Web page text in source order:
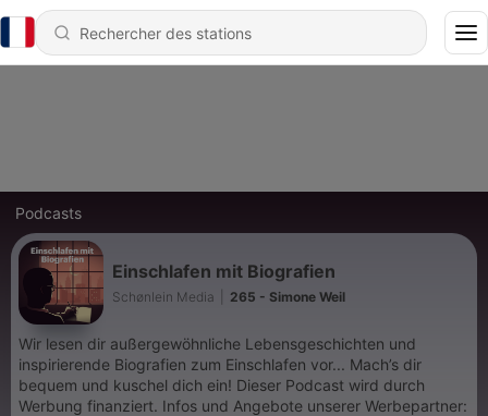
Podcasts
Einschlafen mit Biografien
Schønlein Media 265 - Simone Weil
Wir lesen dir außergewöhnliche Lebensgeschichten und
inspirierende Biografien zum Einschlafen vor... Mach’s dir
bequem und kuschel dich ein! Dieser Podcast wird durch
Werbung finanziert. Infos und Angebote unserer Werbepartner: